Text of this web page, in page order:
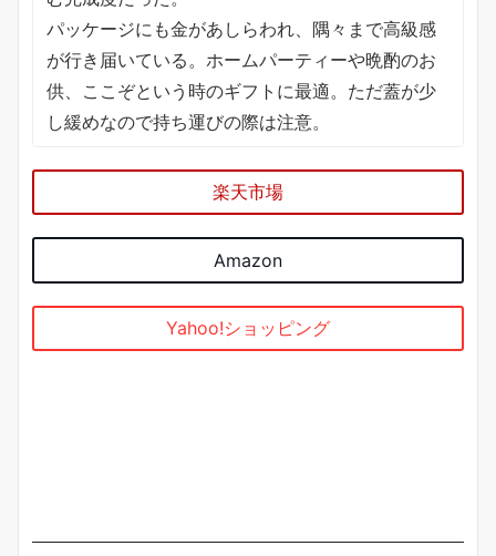
パッケージにも金があしらわれ、隅々まで高級感
が行き届いている。ホームパーティーや晩酌のお
供、ここぞという時のギフトに最適。ただ蓋が少
し緩めなので持ち運びの際は注意。
楽天市場
Amazon
Yahoo!ショッピング